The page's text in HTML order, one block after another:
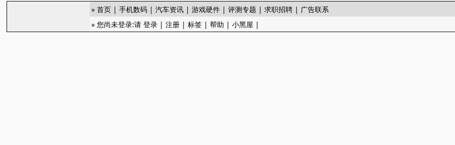
»首页 |手机数码 |汽车资讯 |游戏硬件 |评测专题 |求职招聘 | 广告联系
» 您尚未登录:请登录 |注册 |标签 |帮助 |小黑屋 |